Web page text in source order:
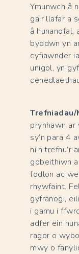
Ymunwch â
gair llafar a
â hunanofal,
byddwn yn
cyfiawnder
unigol, yn
Trefniadau/
prynhawn
sy’n para 4
ni’n
gobeithiwn a
fodlon ac
rhywfaint.
gyfranogi,
i gamu i
adfer ein
ragor o
mwy o